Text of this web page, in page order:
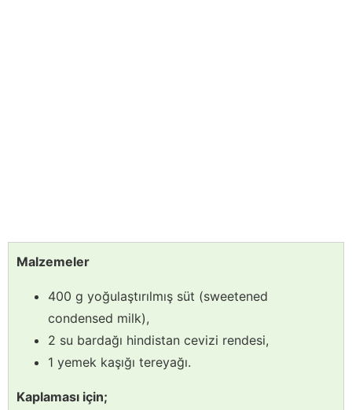
Malzemeler
400 g yoğulaştırılmış süt (sweetened
condensed milk),
2 su bardağı hindistan cevizi rendesi,
1 yemek kaşığı tereyağı.
Kaplaması için;